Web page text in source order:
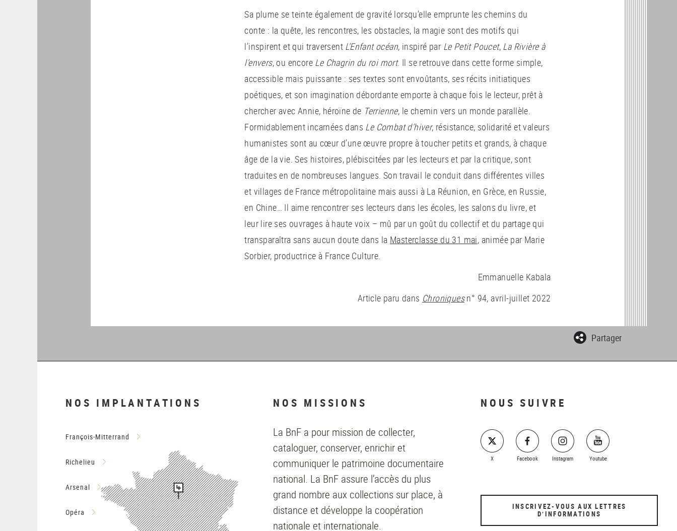
Sa plume se teinte également de gravité lorsqu’elle emprunte les chemins du
conte : la quête, les rencontres, les obstacles, la magie sont des motifs qui
l’inspirent et qui traversent L’Enfant océan, inspiré par Le Petit Poucet, La Rivière à
l’envers, ou encore Le Chagrin du roi mort. Il se retrouve dans cette forme simple,
accessible mais puissante : ses textes sont envoûtants, ses récits initiatiques
poétiques, et son imagination débordante emporte à chaque fois le lecteur, prêt à
chercher avec Annie, héroïne de Terrienne, le chemin vers un monde parallèle.
Formidablement incarnées dans Le Combat d’hiver, résistance, solidarité et valeurs
humanistes sont au cœur d’une œuvre propre à toucher petits et grands, à chaque
âge de la vie. Ses histoires, plébiscitées par les lecteurs et par la critique, sont
traduites en de nombreuses langues. Son travail le conduit dans différentes villes
et villages de France métropolitaine mais aussi à La Réunion, en Grèce, en Russie,
en Chine… Il aime rencontrer ses lecteurs dans les écoles, les salons du livre, et
leur lire ses ouvrages à haute voix – mû par un goût du collectif et du partage qui
transparaîtra sans aucun doute dans la Masterclasse du 31 mai, animée par Marie
Sorbier, productrice à France Culture.
Emmanuelle Kabala
Article paru dans Chroniquesn° 94, avril-juillet 2022
Partager
NOS IMPLANTATIONS
François-Mitterrand
Richelieu
Arsenal
Opéra
NOS MISSIONS
La BnF a pour mission de collecter,
cataloguer, conserver, enrichir et
communiquer le patrimoine documentaire
national. La BnF assure l’accès du plus
grand nombre aux collections sur place, à
distance et développe la coopération
nationale et internationale.
NOUS SUIVRE
X Facebook Instagram Youtube
INSCRIVEZ-VOUS AUX LETTRES
D’INFORMATIONS